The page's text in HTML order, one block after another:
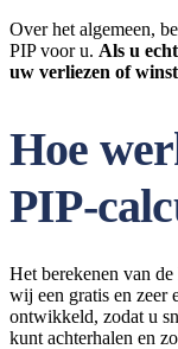
Over het algemeen,
PIP voor u. Als u
uw verliezen of
Hoe
PIP-
Het berekenen van
wij een gratis en zeer
ontwikkeld, zodat u
kunt achterhalen en